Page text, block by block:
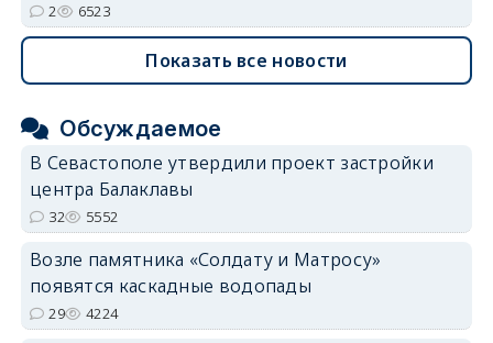
2 6523
Показать все новости
Обсуждаемое
В Севастополе утвердили проект застройки
центра Балаклавы
32 5552
Возле памятника «Солдату и Матросу»
появятся каскадные водопады
29 4224